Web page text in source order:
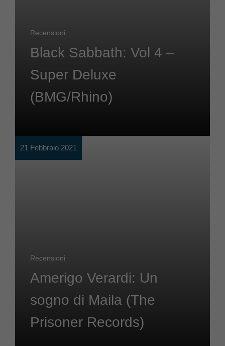
Recensioni
Black Sabbath: Vol 4 –
Super Deluxe
(BMG/Rhino)
21 Febbraio 2021
Recensioni
Amerigo Verardi: Un
sogno di Maila (The
Prisoner Records)